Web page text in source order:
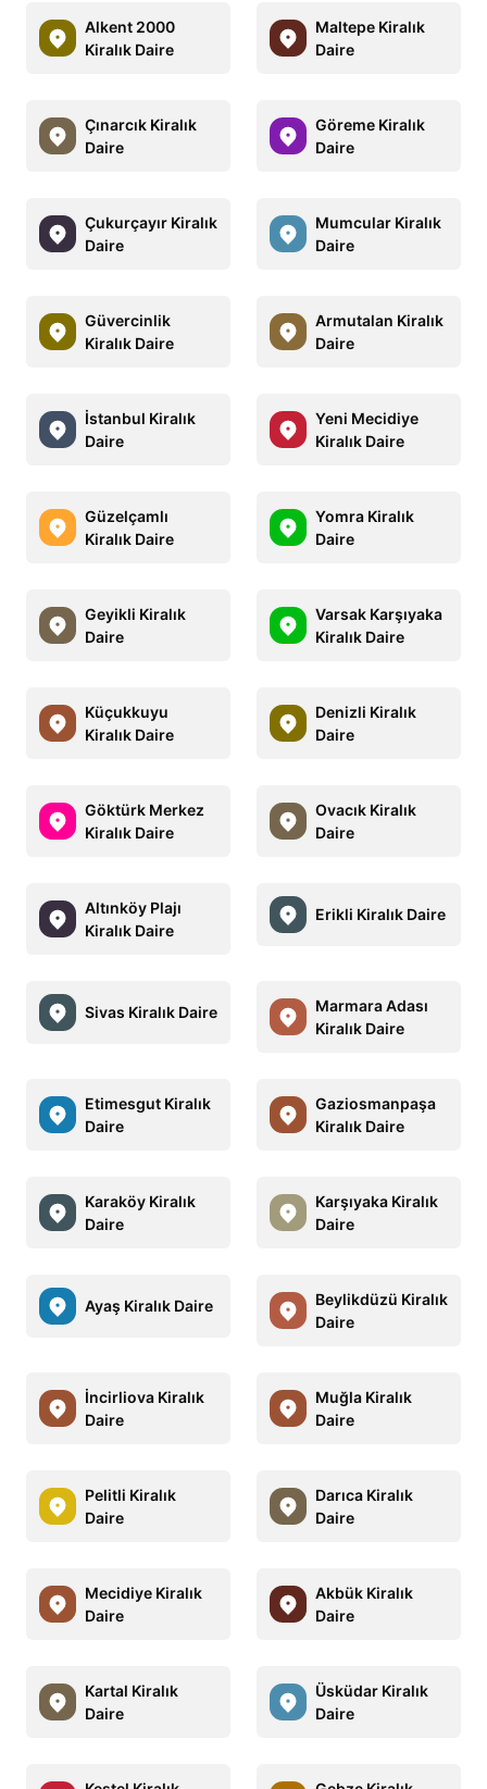
Alkent 2000
Kiralık Daire
Maltepe Kiralık
Daire
Çınarcık Kiralık
Daire
Göreme Kiralık
Daire
Çukurçayır Kiralık
Daire
Mumcular Kiralık
Daire
Güvercinlik
Kiralık Daire
Armutalan Kiralık
Daire
İstanbul Kiralık
Daire
Yeni Mecidiye
Kiralık Daire
Güzelçamlı
Kiralık Daire
Yomra Kiralık
Daire
Geyikli Kiralık
Daire
Varsak Karşıyaka
Kiralık Daire
Küçukkuyu
Kiralık Daire
Denizli Kiralık
Daire
Göktürk Merkez
Kiralık Daire
Ovacık Kiralık
Daire
Altınköy Plajı
Kiralık Daire
Erikli Kiralık Daire
Sivas Kiralık Daire
Marmara Adası
Kiralık Daire
Etimesgut Kiralık
Daire
Gaziosmanpaşa
Kiralık Daire
Karaköy Kiralık
Daire
Karşıyaka Kiralık
Daire
Ayaş Kiralık Daire
Beylikdüzü Kiralık
Daire
İncirliova Kiralık
Daire
Muğla Kiralık
Daire
Pelitli Kiralık
Daire
Darıca Kiralık
Daire
Mecidiye Kiralık
Daire
Akbük Kiralık
Daire
Kartal Kiralık
Daire
Üsküdar Kiralık
Daire